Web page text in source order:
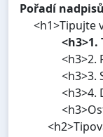
Pořadí
<h1>Tipujte v
<h3>1.
<h3>2.
<h3>3.
<h3>4.